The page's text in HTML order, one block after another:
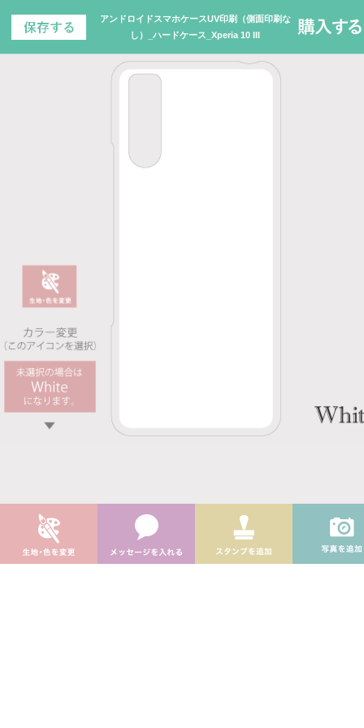
アンドロイドスマホケースUV印刷（側面印刷な
し）_ハードケース_Xperia 10 III